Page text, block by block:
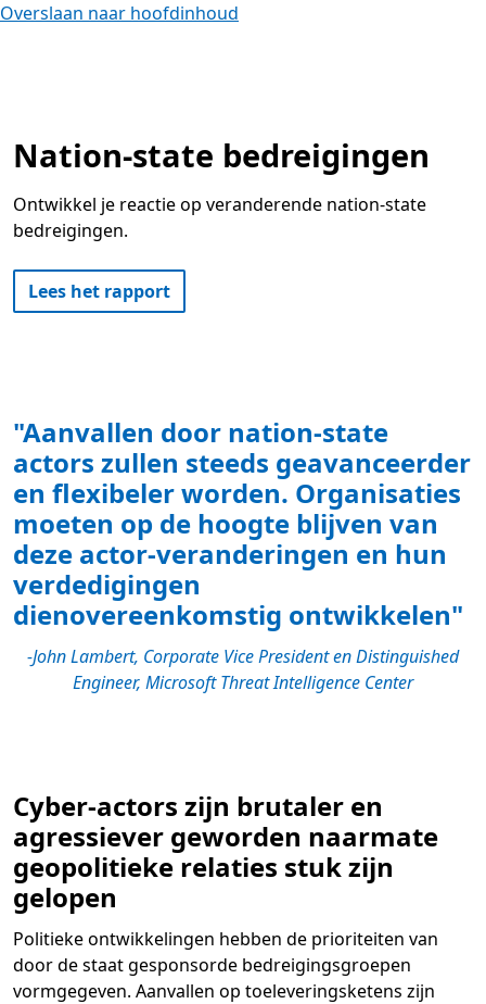
Overslaan naar hoofdinhoud
Nation-state bedreigingen
Ontwikkel je reactie op veranderende nation-state
bedreigingen.
Lees het rapport
"Aanvallen door nation-state
actors zullen steeds geavanceerder
en flexibeler worden. Organisaties
moeten op de hoogte blijven van
deze actor-veranderingen en hun
verdedigingen
dienovereenkomstig ontwikkelen"
-John Lambert, Corporate Vice President en Distinguished
Engineer, Microsoft Threat Intelligence Center
Cyber-actors zijn brutaler en
agressiever geworden naarmate
geopolitieke relaties stuk zijn
gelopen
Politieke ontwikkelingen hebben de prioriteiten van
door de staat gesponsorde bedreigingsgroepen
vormgegeven. Aanvallen op toeleveringsketens zijn